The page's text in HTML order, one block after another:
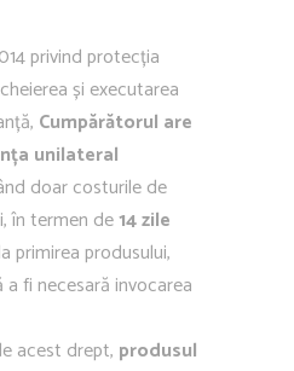
privind protecția
și executarea
Cumpărătorul are
unilateral
doar costurile de
în termen de14 zile
primirea produsului,
fi necesară invocarea
acest drept, produsul